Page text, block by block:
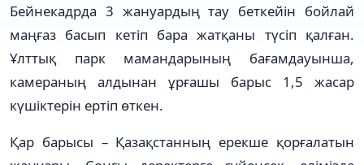
Бейнекадрда 3 жануардың тау беткейін бойлай
маңғаз басып кетіп бара жатқаны түсіп қалған.
Ұлттық парк мамандарының бағамдауынша,
камераның алдынан ұрғашы барыс 1,5 жасар
күшіктерін ертіп өткен.
Қар барысы – Қазақстанның ерекше қорғалатын